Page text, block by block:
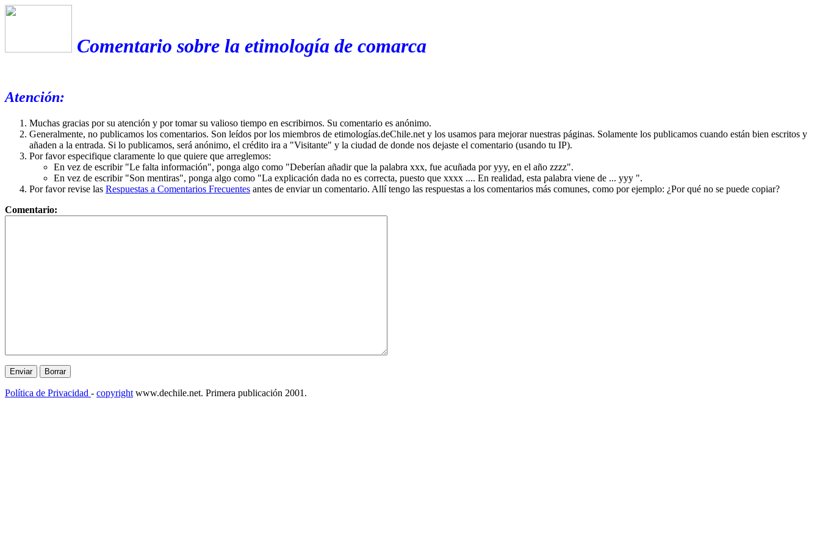
Comentario sobre la etimología de comarca
Atención:
Muchas gracias por su atención y por tomar su valioso tiempo en escribirnos. Su comentario es anónimo.
Generalmente, no publicamos los comentarios. Son leídos por los miembros de etimologías.deChile.net y los usamos para mejorar nuestras páginas. Solamente los publicamos cuando están bien escritos y
añaden a la entrada. Si lo publicamos, será anónimo, el crédito ira a "Visitante" y la ciudad de donde nos dejaste el comentario (usando tu IP).
Por favor especifique claramente lo que quiere que arreglemos:
En vez de escribir "Le falta información", ponga algo como "Deberían añadir que la palabra xxx, fue acuñada por yyy, en el año zzzz".
En vez de escribir "Son mentiras", ponga algo como "La explicación dada no es correcta, puesto que xxxx .... En realidad, esta palabra viene de ... yyy ".
Por favor revise las Respuestas a Comentarios Frecuentes antes de enviar un comentario. Allí tengo las respuestas a los comentarios más comunes, como por ejemplo: ¿Por qué no se puede copiar?
Comentario:
Política de Privacidad - copyright www.dechile.net. Primera publicación 2001.